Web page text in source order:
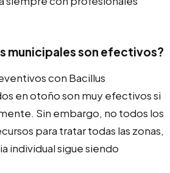
municipales son efectivos?
con Bacillus
en otoño son muy efectivos si
Sin embargo, no todos los
para tratar todas las zonas,
individual sigue siendo